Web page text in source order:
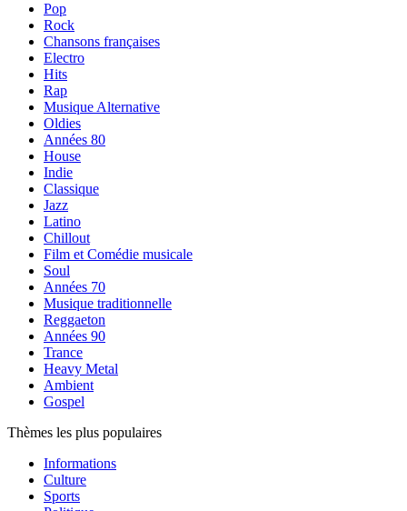
Pop
Rock
Chansons françaises
Electro
Hits
Rap
Musique Alternative
Oldies
Années 80
House
Indie
Classique
Jazz
Latino
Chillout
Film et Comédie musicale
Soul
Années 70
Musique traditionnelle
Reggaeton
Années 90
Trance
Heavy Metal
Ambient
Gospel
Thèmes les plus populaires
Informations
Culture
Sports